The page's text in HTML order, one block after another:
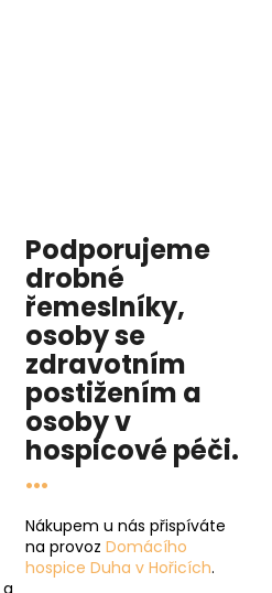
Podporujeme
drobné
řemeslníky,
osoby se
zdravotním
postižením a
osoby v
hospicové péči.
...
Nákupem u nás přispíváte
na provoz Domácího
hospice Duha v Hořicích.